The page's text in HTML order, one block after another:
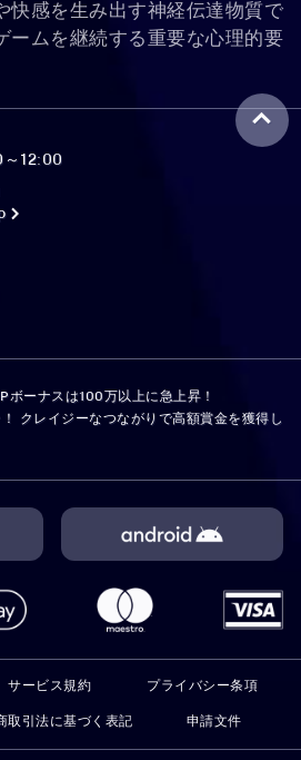
快感を生み出す神経伝達物質で
ームを継続する重要な心理的要
～12:00
ボーナスは100万以上に急上昇！
クレイジーなつながりで高額賞金を獲得し
サービス規約 プライバシー条項
取引法に基づく表記 申請文件